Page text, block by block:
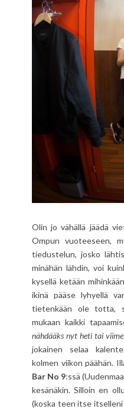
Olin jo vähällä jäädä
Ompun vuoteeseen,
tiedustelun, josko
minähän lähdin, voi
kysellä ketään
ikinä pääse lyhyellä
tietenkään ole totta,
mukaan kaikki
nähdääks nyt heti tai
jokainen selaa
kolmen viikon päähän.
Bar No 9:ssä
kesänäkin. Silloin en
(koska teen itse